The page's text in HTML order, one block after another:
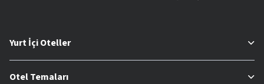
Yurt İçi Oteller
Otel Temaları